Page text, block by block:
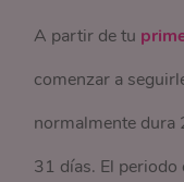
A partir de tu
comenzar a
normalmente dura
31 días. El periodo